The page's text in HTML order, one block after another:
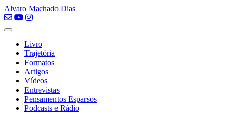
Alvaro Machado Dias
Livro
Trajetória
Formatos
Artigos
Vídeos
Entrevistas
Pensamentos Esparsos
Podcasts e Rádio